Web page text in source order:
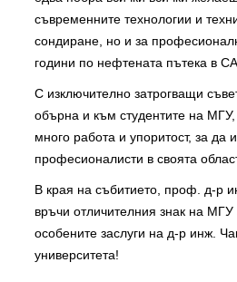
съвременните технологии и
сондиране, но и за
години по нефтената пътека в
С изключително затрогващи
обърна и към студентите на
много работа и упоритост, за да
професионалисти в своята
В края на събитието, проф. д-р
връчи отличителния знак на МГУ
особените заслуги на д-р инж.
университета!